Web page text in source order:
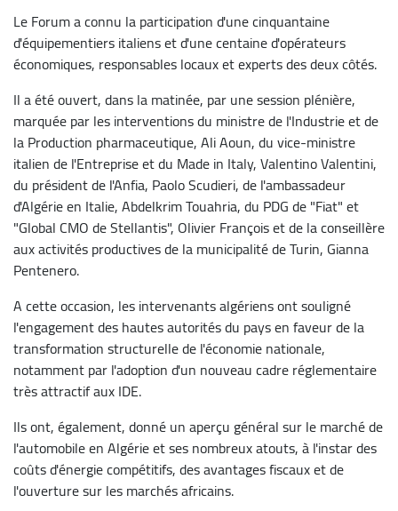
Le Forum a connu la participation d'une cinquantaine
d'équipementiers italiens et d'une centaine d'opérateurs
économiques, responsables locaux et experts des deux côtés.
Il a été ouvert, dans la matinée, par une session plénière,
marquée par les interventions du ministre de l'Industrie et de
la Production pharmaceutique, Ali Aoun, du vice-ministre
italien de l'Entreprise et du Made in Italy, Valentino Valentini,
du président de l'Anfia, Paolo Scudieri, de l'ambassadeur
d'Algérie en Italie, Abdelkrim Touahria, du PDG de "Fiat" et
"Global CMO de Stellantis", Olivier François et de la conseillère
aux activités productives de la municipalité de Turin, Gianna
Pentenero.
A cette occasion, les intervenants algériens ont souligné
l'engagement des hautes autorités du pays en faveur de la
transformation structurelle de l'économie nationale,
notamment par l'adoption d'un nouveau cadre réglementaire
très attractif aux IDE.
Ils ont, également, donné un aperçu général sur le marché de
l'automobile en Algérie et ses nombreux atouts, à l'instar des
coûts d'énergie compétitifs, des avantages fiscaux et de
l'ouverture sur les marchés africains.